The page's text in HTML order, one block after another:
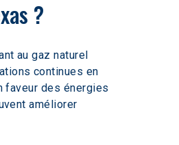
?
au gaz naturel
continues en
faveur des énergies
améliorer